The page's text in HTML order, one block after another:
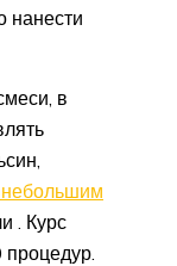
нанести
в
. Курс